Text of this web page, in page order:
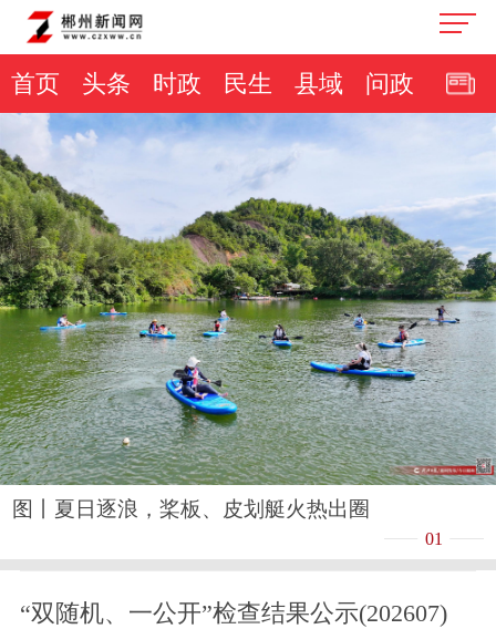
首页 头条 时政 民生 县域 问政
图丨夏日逐浪，桨板、皮划艇火热出圈
01
“双随机、一公开”检查结果公示(202607)